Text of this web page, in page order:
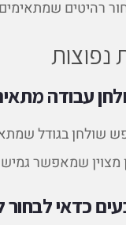
רהיטים
נפוצות
עבודה
שולחן בגודל
מצוין שמאפשר
כדאי